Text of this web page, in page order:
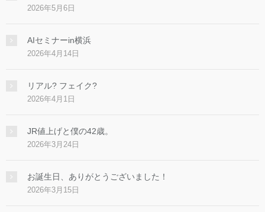
2026年5月6日
AIセミナーin横浜
2026年4月14日
リアル? フェイク?
2026年4月1日
JR値上げと僕の42歳。
2026年3月24日
お誕生日、ありがとうございました！
2026年3月15日